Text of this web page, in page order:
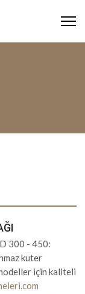
300 - 450:
kuter
için kaliteli